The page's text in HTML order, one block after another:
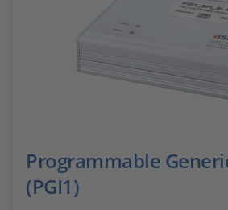
Programmable
(PGI1)